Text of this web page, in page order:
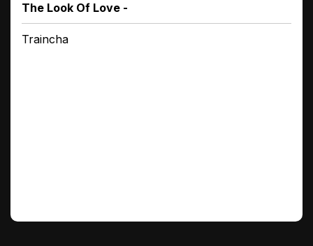
The Look Of Love -
Traincha